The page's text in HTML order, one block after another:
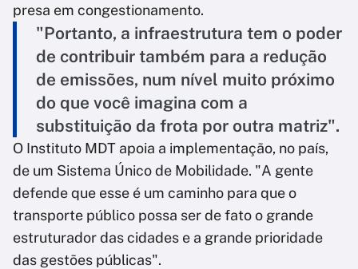
presa em congestionamento.
"Portanto, a infraestrutura tem o poder
de contribuir também para a redução
de emissões, num nível muito próximo
do que você imagina com a
substituição da frota por outra matriz".
O Instituto MDT apoia a implementação, no país,
de um Sistema Único de Mobilidade. "A gente
defende que esse é um caminho para que o
transporte público possa ser de fato o grande
estruturador das cidades e a grande prioridade
das gestões públicas".